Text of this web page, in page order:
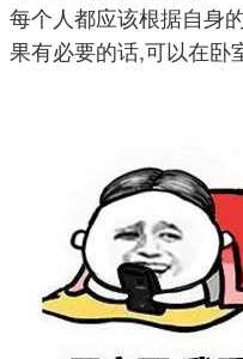
每个人都应该根据自身
果有必要的话,可以在卧